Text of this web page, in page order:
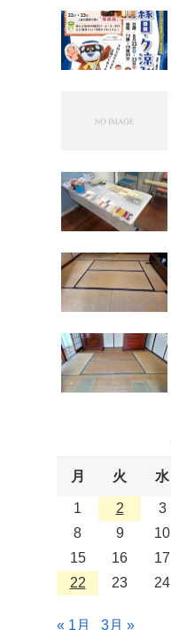
月 火 水
1 2 3
8
9 10
15
16 17
22
23 24
« 1月 3月 »